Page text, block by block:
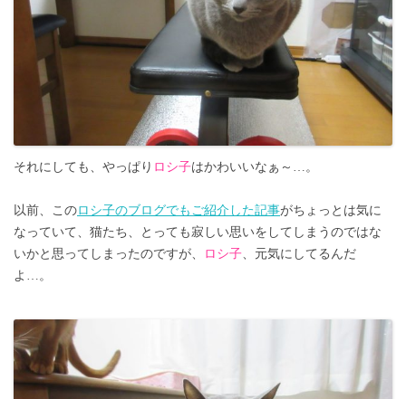
それにしても、やっぱり ロシ子はかわいいなぁ～…。
以前、このロシ子のブログでもご紹介した記事がちょっとは気に
なっていて、猫たち、とっても寂しい思いをしてしまうのではな
いかと思ってしまったのですが、
ロシ子、元気にしてるんだ
よ…。